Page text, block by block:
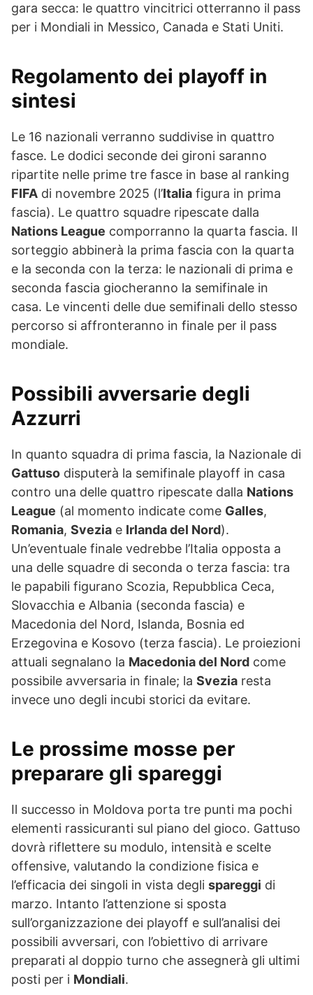
gara secca: le quattro vincitrici otterranno il pass
per i Mondiali in Messico, Canada e Stati Uniti.
Regolamento dei playoff in
sintesi
Le 16 nazionali verranno suddivise in quattro
fasce. Le dodici seconde dei gironi saranno
ripartite nelle prime tre fasce in base al ranking
FIFA di novembre 2025 (l’Italia figura in prima
fascia). Le quattro squadre ripescate dalla
Nations League comporranno la quarta fascia. Il
sorteggio abbinerà la prima fascia con la quarta
e la seconda con la terza: le nazionali di prima e
seconda fascia giocheranno la semifinale in
casa. Le vincenti delle due semifinali dello stesso
percorso si affronteranno in finale per il pass
mondiale.
Possibili avversarie degli
Azzurri
In quanto squadra di prima fascia, la Nazionale di
Gattuso disputerà la semifinale playoff in casa
contro una delle quattro ripescate dalla Nations
League (al momento indicate come Galles,
Romania, Svezia e Irlanda del Nord).
Un’eventuale finale vedrebbe l’Italia opposta a
una delle squadre di seconda o terza fascia: tra
le papabili figurano Scozia, Repubblica Ceca,
Slovacchia e Albania (seconda fascia) e
Macedonia del Nord, Islanda, Bosnia ed
Erzegovina e Kosovo (terza fascia). Le proiezioni
attuali segnalano la Macedonia del Nord come
possibile avversaria in finale; la Svezia resta
invece uno degli incubi storici da evitare.
Le prossime mosse per
preparare gli spareggi
Il successo in Moldova porta tre punti ma pochi
elementi rassicuranti sul piano del gioco. Gattuso
dovrà riflettere su modulo, intensità e scelte
offensive, valutando la condizione fisica e
l’efficacia dei singoli in vista degli spareggi di
marzo. Intanto l’attenzione si sposta
sull’organizzazione dei playoff e sull’analisi dei
possibili avversari, con l’obiettivo di arrivare
preparati al doppio turno che assegnerà gli ultimi
posti per i Mondiali.